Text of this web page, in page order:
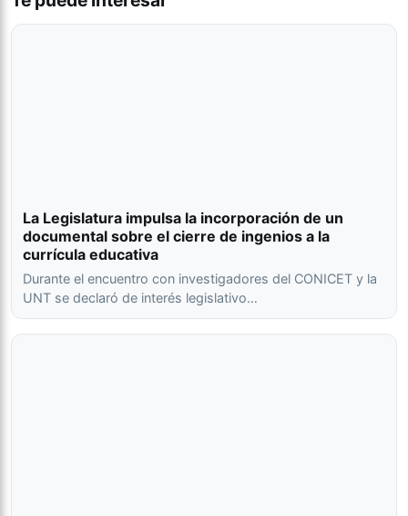
La Legislatura impulsa la incorporación de un
documental sobre el cierre de ingenios a la
currícula educativa
Durante el encuentro con investigadores del CONICET y la
UNT se declaró de interés legislativo…